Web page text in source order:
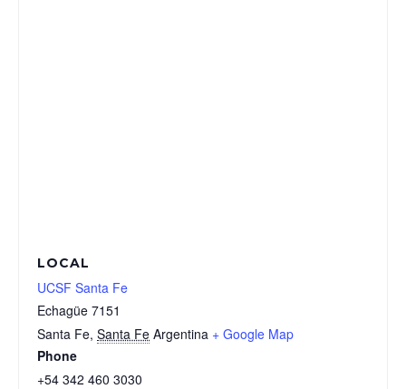
LOCAL
UCSF Santa Fe
Echagüe 7151
Santa Fe, Santa Fe Argentina + Google Map
Phone
+54 342 460 3030